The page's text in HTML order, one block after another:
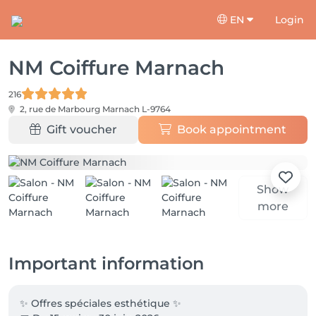
EN Login
NM Coiffure Marnach
216
2, rue de Marbourg Marnach L-9764
Gift voucher Book appointment
Show
more
Important information
✨ Offres spéciales esthétique ✨